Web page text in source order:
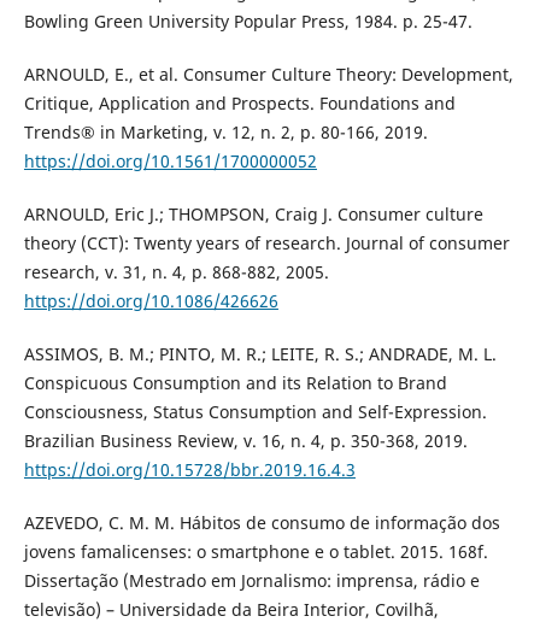
Bowling Green University Popular Press, 1984. p. 25-47.
ARNOULD, E., et al. Consumer Culture Theory: Development,
Critique, Application and Prospects. Foundations and
Trends® in Marketing, v. 12, n. 2, p. 80-166, 2019.
https://doi.org/10.1561/1700000052
ARNOULD, Eric J.; THOMPSON, Craig J. Consumer culture
theory (CCT): Twenty years of research. Journal of consumer
research, v. 31, n. 4, p. 868-882, 2005.
https://doi.org/10.1086/426626
ASSIMOS, B. M.; PINTO, M. R.; LEITE, R. S.; ANDRADE, M. L.
Conspicuous Consumption and its Relation to Brand
Consciousness, Status Consumption and Self-Expression.
Brazilian Business Review, v. 16, n. 4, p. 350-368, 2019.
https://doi.org/10.15728/bbr.2019.16.4.3
AZEVEDO, C. M. M. Hábitos de consumo de informação dos
jovens famalicenses: o smartphone e o tablet. 2015. 168f.
Dissertação (Mestrado em Jornalismo: imprensa, rádio e
televisão) – Universidade da Beira Interior, Covilhã,